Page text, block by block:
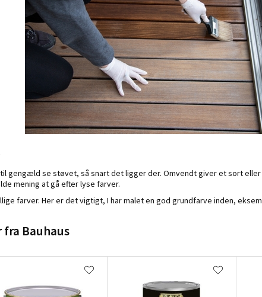
gengæld se støvet, så snart det ligger der. Omvendt giver et sort
mening at gå efter lyse farver.
farver. Her er det vigtigt, I har malet en god grundfarve inden,
Bauhaus